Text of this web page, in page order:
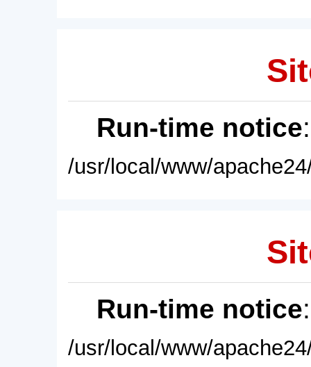
Run-time notice
/usr/local/www/
Run-time notice
/usr/local/www/